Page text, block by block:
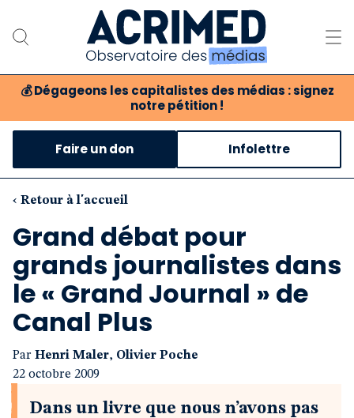
💰 Dégageons les capitalistes des médias : signez
notre pétition !
Notre association
Notre critique des médias
Nos propositions
Notre revue
Boutique
Faire un don Infolettre
‹ Retour à l'accueil
Grand débat pour
grands journalistes dans
le « Grand Journal » de
Canal Plus
Par Henri Maler, Olivier Poche
22 octobre 2009
Dans un livre que nous n’avons pas